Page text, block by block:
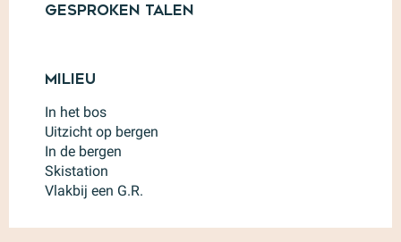
Gesproken talen
Gesproken talen
Milieu
Milieu
In het bos
Uitzicht op bergen
In de bergen
Skistation
Vlakbij een G.R.